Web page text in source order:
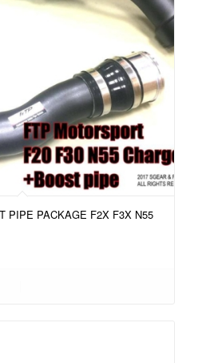
PIPE PACKAGE F2X F3X N55